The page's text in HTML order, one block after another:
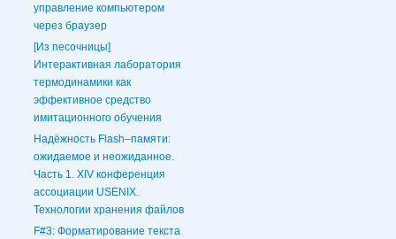
управление компьютером
через браузер
[Из песочницы]
Интерактивная лаборатория
термодинамики как
эффективное средство
имитационного обучения
Надёжность Flash–памяти:
ожидаемое и неожиданное.
Часть 1. XIV конференция
ассоциации USENIX.
Технологии хранения файлов
F#3: Форматирование текста